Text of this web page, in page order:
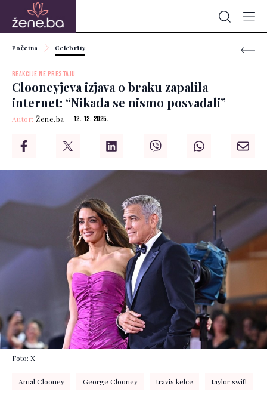
Početna Celebrity
REAKCIJE NE PRESTAJU
Clooneyjeva izjava o braku zapalila
internet: “Nikada se nismo posvađali”
Autor:Žene.ba 12. 12. 2025.
Foto: X
Amal Clooney George Clooney travis kelce taylor swift